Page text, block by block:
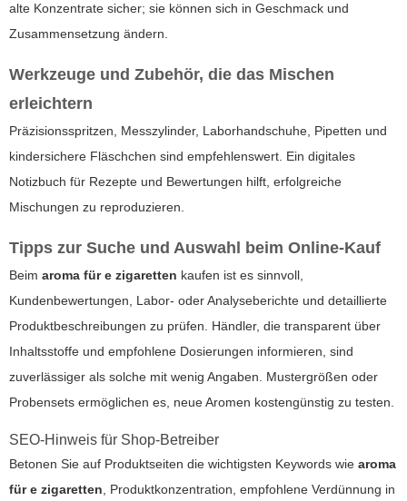
alte Konzentrate sicher; sie können sich in Geschmack und
Zusammensetzung ändern.
Werkzeuge und Zubehör, die das Mischen
erleichtern
Präzisionsspritzen, Messzylinder, Laborhandschuhe, Pipetten und
kindersichere Fläschchen sind empfehlenswert. Ein digitales
Notizbuch für Rezepte und Bewertungen hilft, erfolgreiche
Mischungen zu reproduzieren.
Tipps zur Suche und Auswahl beim Online-Kauf
Beim aroma für e zigaretten kaufen ist es sinnvoll,
Kundenbewertungen, Labor- oder Analyseberichte und detaillierte
Produktbeschreibungen zu prüfen. Händler, die transparent über
Inhaltsstoffe und empfohlene Dosierungen informieren, sind
zuverlässiger als solche mit wenig Angaben. Mustergrößen oder
Probensets ermöglichen es, neue Aromen kostengünstig zu testen.
SEO-Hinweis für Shop-Betreiber
Betonen Sie auf Produktseiten die wichtigsten Keywords wie aroma
für e zigaretten, Produktkonzentration, empfohlene Verdünnung in